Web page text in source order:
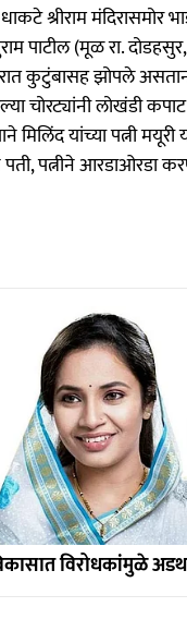
श्रीराम मंदिरासमोर
पाटील (मूळ रा.
कुटुंबासह झोपले
चोरट्यांनी लोखंडी कपाट
मिलिंद यांच्या पत्नी मयूरी
पती, पत्नीने आरडाओरडा
विरोधकांमुळे